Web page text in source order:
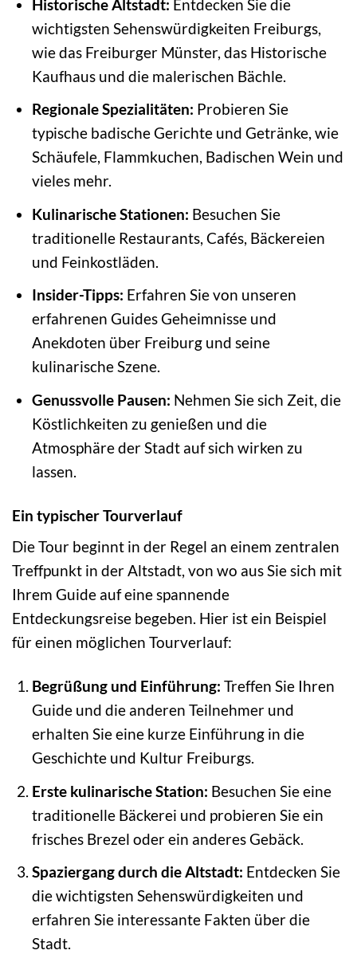
Historische Altstadt: Entdecken Sie die
wichtigsten Sehenswürdigkeiten Freiburgs,
wie das Freiburger Münster, das Historische
Kaufhaus und die malerischen Bächle.
Regionale Spezialitäten: Probieren Sie
typische badische Gerichte und Getränke, wie
Schäufele, Flammkuchen, Badischen Wein und
vieles mehr.
Kulinarische Stationen: Besuchen Sie
traditionelle Restaurants, Cafés, Bäckereien
und Feinkostläden.
Insider-Tipps: Erfahren Sie von unseren
erfahrenen Guides Geheimnisse und
Anekdoten über Freiburg und seine
kulinarische Szene.
Genussvolle Pausen: Nehmen Sie sich Zeit, die
Köstlichkeiten zu genießen und die
Atmosphäre der Stadt auf sich wirken zu
lassen.
Ein typischer Tourverlauf
Die Tour beginnt in der Regel an einem zentralen
Treffpunkt in der Altstadt, von wo aus Sie sich mit
Ihrem Guide auf eine spannende
Entdeckungsreise begeben. Hier ist ein Beispiel
für einen möglichen Tourverlauf:
Begrüßung und Einführung: Treffen Sie Ihren
Guide und die anderen Teilnehmer und
erhalten Sie eine kurze Einführung in die
Geschichte und Kultur Freiburgs.
Erste kulinarische Station: Besuchen Sie eine
traditionelle Bäckerei und probieren Sie ein
frisches Brezel oder ein anderes Gebäck.
Spaziergang durch die Altstadt: Entdecken Sie
die wichtigsten Sehenswürdigkeiten und
erfahren Sie interessante Fakten über die
Stadt.